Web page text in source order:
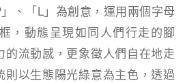
、「L」為創意，運用兩個字母
，動態呈現如同人們行走的腳
的流動感，更象徵人們自在地走
則以生態陽光綠意為主色，透過